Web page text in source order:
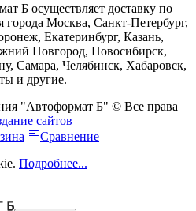
Б осуществляет доставку по
Москва, Санкт-Петербург,
Екатеринбург, Казань,
Новгород, Новосибирск,
Самара, Челябинск, Хабаровск,
и другие.
"Автоформат Б" © Все права
сайтов
Сравнение
Подробнее...